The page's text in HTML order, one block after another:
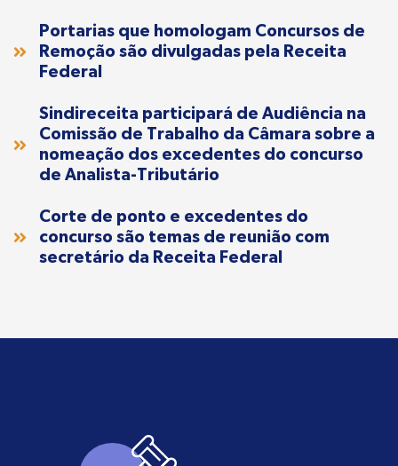
Portarias que homologam Concursos de
Remoção são divulgadas pela Receita
Federal
Sindireceita participará de Audiência na
Comissão de Trabalho da Câmara sobre a
nomeação dos excedentes do concurso
de Analista-Tributário
Corte de ponto e excedentes do
concurso são temas de reunião com
secretário da Receita Federal